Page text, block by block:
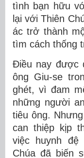
tình bạn hữu
lại với Thiên
ác trở thành
tìm cách thống
Điều nay được
ông Giu-se
ghét, vì đam
những người
tiêu ông.
can thiệp kịp
việc huynh
Chúa đã biến